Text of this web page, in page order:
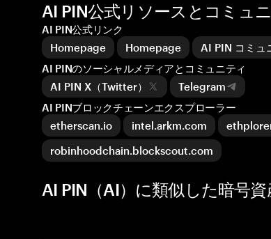
AI PIN公式リソースとコミュ
AI PIN公式リンク
Homepage
Homepage
AI PIN コミュ
AI PINのソーシャルメディアとコミュニティ
AI PIN X（Twitter）
Telegram
AI PINブロックチェーンエクスプローラー
etherscan.io
intel.arkm.com
robinhoodchain.blockscout.com
AI PIN（AI）に類似した暗号資